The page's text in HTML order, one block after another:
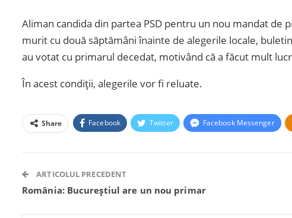
Aliman candida din partea PSD pentru un nou mandat de
murit cu două săptămâni înainte de alegerile locale,
au votat cu primarul decedat, motivând că a făcut mult
În acest condiții, alegerile vor fi reluate.
Share Facebook Twitter Facebook Messenger
ARTICOLUL PRECEDENT
România: Bucureștiul are un nou primar